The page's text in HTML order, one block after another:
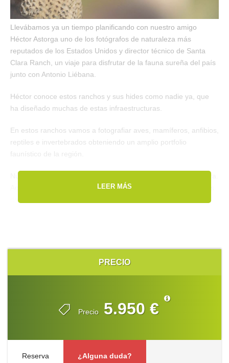
PRECIO
Precio 5.950 €
Reserva ¿Alguna duda?
Llevábamos ya un tiempo planificando con nuestro amigo
Héctor Astorga uno de los fotógrafos de naturaleza más
reputados de los Estados Unidos y director técnico de Santa
Clara Ranch, un viaje para disfrutar de la fauna sureña del país
junto con Antonio Liébana.
Héctor conoce estos ranchos y sus hides como nadie ya, que
ha diseñado muchas de estas infraestructuras.
En estos ranchos vamos a fotografiar aves, mamíferos, anfibios,
reptiles e invertebrados obteniendo un amplio portfolio
faunístico de la región.
Aquí podremos fotografiar diferentes especies en instalaciones
de gran calidad.
LEER MÁS